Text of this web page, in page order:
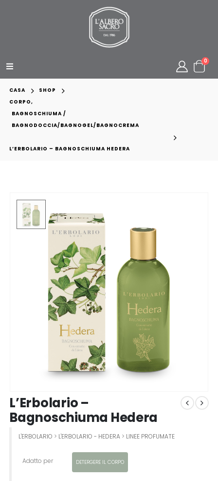
0
CASA
SHOP
CORPO,
BAGNOSCHIUMA /
BAGNODOCCIA/BAGNOGEL/BAGNOCREMA
L’ERBOLARIO – BAGNOSCHIUMA HEDERA
L’Erbolario –
Bagnoschiuma Hedera
L'ERBOLARIO > L'ERBOLARIO - HEDERA> LINEE PROFUMATE
Adatto per DETERGERE IL CORPO